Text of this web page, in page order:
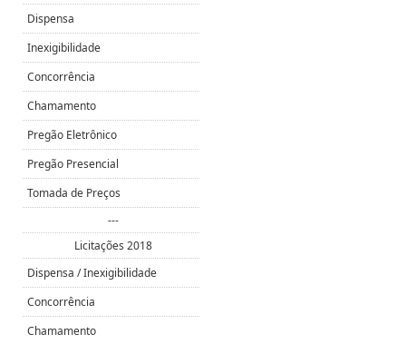
Dispensa
Inexigibilidade
Concorrência
Chamamento
Pregão Eletrônico
Pregão Presencial
Tomada de Preços
---
Licitações 2018
Dispensa / Inexigibilidade
Concorrência
Chamamento